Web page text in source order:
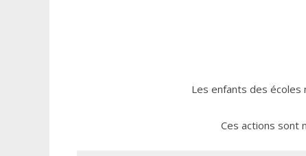
Les enfants des écoles
Ces actions sont